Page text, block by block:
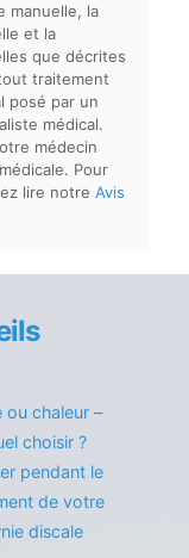
manuelle, la
et la
que décrites
traitement
posé par un
médical.
médecin
Pour
lire notre Avis
ou chaleur –
choisir ?
pendant le
de votre
discale